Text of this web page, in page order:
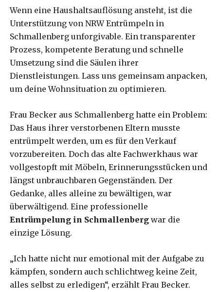
Wenn eine Haushaltsauflösung ansteht, ist die
Unterstützung von NRW Entrümpeln in
Schmallenberg unforgivable. Ein transparenter
Prozess, kompetente Beratung und schnelle
Umsetzung sind die Säulen ihrer
Dienstleistungen. Lass uns gemeinsam anpacken,
um deine Wohnsituation zu optimieren.
Frau Becker aus Schmallenberg hatte ein Problem:
Das Haus ihrer verstorbenen Eltern musste
entrümpelt werden, um es für den Verkauf
vorzubereiten. Doch das alte Fachwerkhaus war
vollgestopft mit Möbeln, Erinnerungsstücken und
längst unbrauchbaren Gegenständen. Der
Gedanke, alles alleine zu bewältigen, war
überwältigend. Eine professionelle
Entrümpelung in Schmallenberg war die
einzige Lösung.
„Ich hatte nicht nur emotional mit der Aufgabe zu
kämpfen, sondern auch schlichtweg keine Zeit,
alles selbst zu erledigen“, erzählt Frau Becker.